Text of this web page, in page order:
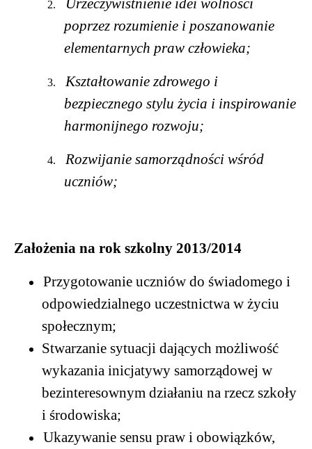
2.
poprzez rozumienie i poszanowanie
elementarnych praw człowieka;
3. Kształtowanie zdrowego i
bezpiecznego stylu życia i inspirowanie
harmonijnego rozwoju;
4. Rozwijanie samorządności wśród
uczniów;
Założenia na rok szkolny 2013/2014
Przygotowanie uczniów do świadomego i
odpowiedzialnego uczestnictwa w życiu
społecznym;
Stwarzanie sytuacji dających możliwość
wykazania inicjatywy samorządowej w
bezinteresownym działaniu na rzecz szkoły
i środowiska;
Ukazywanie sensu praw i obowiązków,